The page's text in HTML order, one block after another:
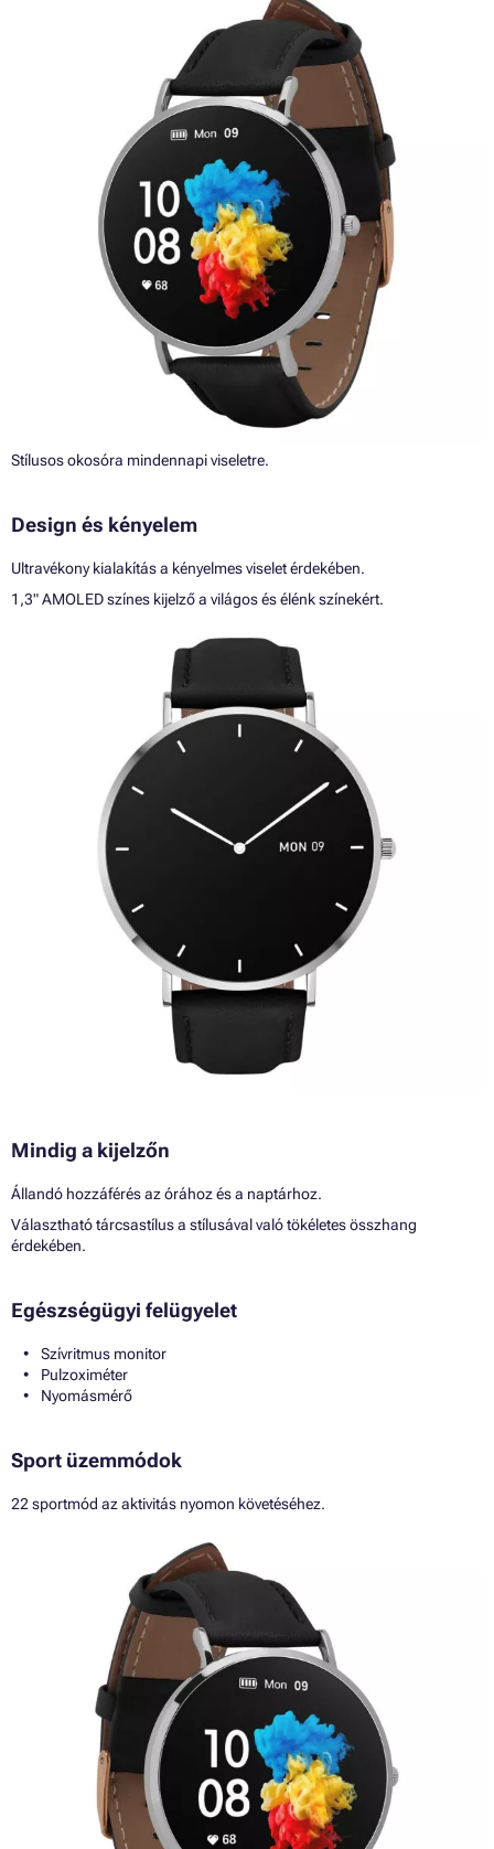
Stílusos okosóra mindennapi viseletre.
Design és kényelem
Ultravékony kialakítás a kényelmes viselet érdekében.
1,3" AMOLED színes kijelző a világos és élénk színekért.
Mindig a kijelzőn
Állandó hozzáférés az órához és a naptárhoz.
Választható tárcsastílus a stílusával való tökéletes összhang
érdekében.
Egészségügyi felügyelet
Szívritmus monitor
Pulzoximéter
Nyomásmérő
Sport üzemmódok
22 sportmód az aktivitás nyomon követéséhez.